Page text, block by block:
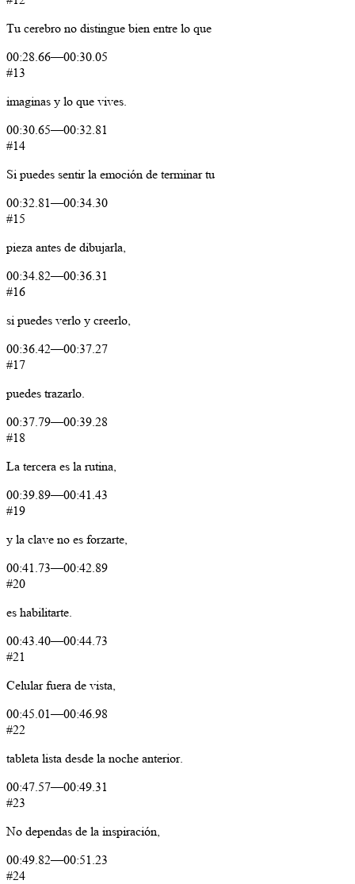
Tu cerebro no distingue bien entre lo que
00:28.66—00:30.05
#13
imaginas y lo que vives.
00:30.65—00:32.81
#14
Si puedes sentir la emoción de terminar tu
00:32.81—00:34.30
#15
pieza antes de dibujarla,
00:34.82—00:36.31
#16
si puedes verlo y creerlo,
00:36.42—00:37.27
#17
puedes trazarlo.
00:37.79—00:39.28
#18
La tercera es la rutina,
00:39.89—00:41.43
#19
y la clave no es forzarte,
00:41.73—00:42.89
#20
es habilitarte.
00:43.40—00:44.73
#21
Celular fuera de vista,
00:45.01—00:46.98
#22
tableta lista desde la noche anterior.
00:47.57—00:49.31
#23
No dependas de la inspiración,
00:49.82—00:51.23
#24